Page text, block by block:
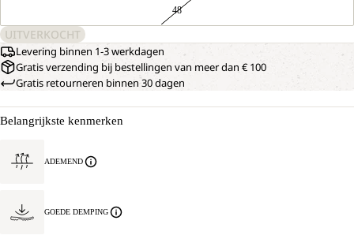
48
UITVERKOCHT
Levering binnen 1-3 werkdagen
Gratis verzending bij bestellingen van meer dan € 100
Gratis retourneren binnen 30 dagen
Belangrijkste kenmerken
ADEMEND
GOEDE DEMPING